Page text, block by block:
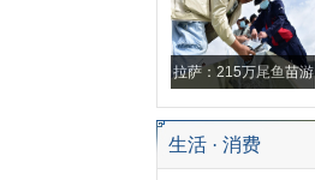
拉萨：215万尾鱼苗游
入拉萨河
生活 · 消费